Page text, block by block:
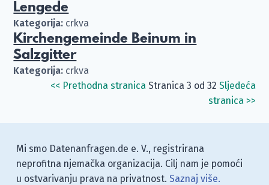
Lengede
Kategorija: crkva
Kirchengemeinde Beinum in
Salzgitter
Kategorija: crkva
<< Prethodna stranicaStranica 3 od 32 Sljedeća
stranica >>
Mi smo Datenanfragen.de e. V., registrirana
neprofitna njemačka organizacija. Cilj nam je pomoći
u ostvarivanju prava na privatnost.Saznaj više.